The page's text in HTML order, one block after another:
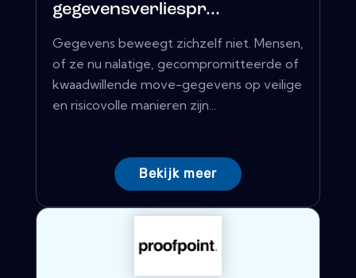
gegevensverliespr...
Gegevens beweegt zichzelf niet. Mensen,
of ze nu nalatige, gecompromitteerde of
kwaadwillende move-gegevens op veilige
en risicovolle manieren zijn...
Bekijk meer